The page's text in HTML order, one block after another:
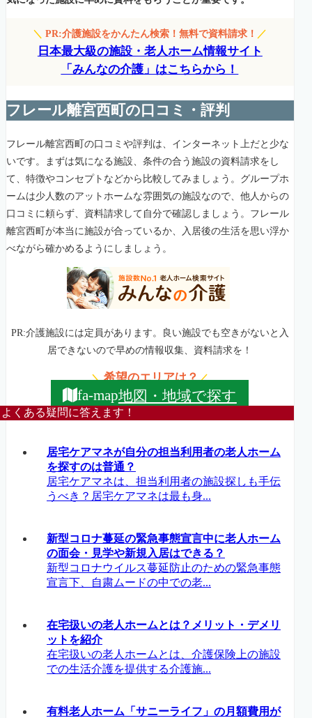
＼PR:介護施設をかんたん検索！無料で資料請求！ ／
日本最大級の施設・老人ホーム情報サイト
「みんなの介護」はこちらから！
フレール離宮西町の口コミ・評判
フレール離宮西町の口コミや評判は、インターネット上だと少な
いです。まずは気になる施設、条件の合う施設の資料請求をし
て、特徴やコンセプトなどから比較してみましょう。グループホ
ームは少人数のアットホームな雰囲気の施設なので、他人からの
口コミに頼らず、資料請求して自分で確認しましょう。フレール
離宮西町が本当に施設が合っているか、入居後の生活を思い浮か
べながら確かめるようにしましょう。
PR:介護施設には定員があります。良い施設でも空きがないと入
居できないので早めの情報収集、資料請求を！
＼希望のエリアは？／
fa-map地図・地域で探す
よくある疑問に答えます！
居宅ケアマネが自分の担当利用者の老人ホーム
を探すのは普通？
居宅ケアマネは、担当利用者の施設探しも手伝
うべき？居宅ケアマネは最も身...
新型コロナ蔓延の緊急事態宣言中に老人ホーム
の面会・見学や新規入居はできる？
新型コロナウイルス蔓延防止のための緊急事態
宣言下、自粛ムードの中での老...
在宅扱いの老人ホームとは？メリット・デメリ
ットを紹介
在宅扱いの老人ホームとは、介護保険上の施設
での生活介護を提供する介護施...
有料老人ホーム「サニーライフ」の月額費用が